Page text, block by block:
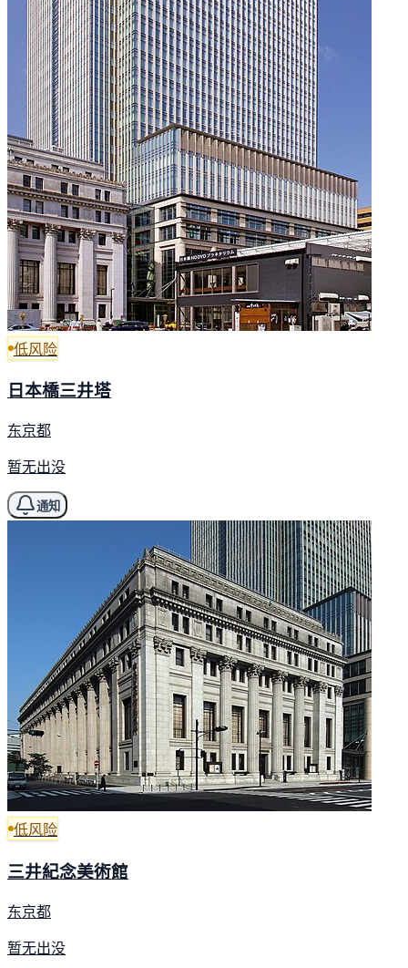
低风险
日本橋三井塔
东京都
暂无出没
通知
低风险
三井紀念美術館
东京都
暂无出没